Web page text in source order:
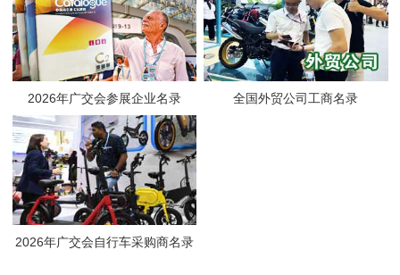
2026年广交会参展企业名录 全国外贸公司工商名录
2026年广交会自行车采购商名录